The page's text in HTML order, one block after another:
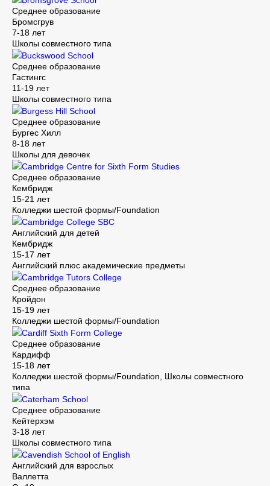
Среднее образование
Бромсгрув
7-18 лет
Школы совместного типа
Buckswood School
Среднее образование
Гастингс
11-19 лет
Школы совместного типа
Burgess Hill School
Среднее образование
Бургес Хилл
8-18 лет
Школы для девочек
Cambridge Centre for Sixth Form Studies
Среднее образование
Кембридж
15-21 лет
Колледжи шестой формы/Foundation
Cambridge College SBC
Английский для детей
Кембридж
15-17 лет
Английский плюс академические предметы
Cambridge Tutors College
Среднее образование
Кройдон
15-19 лет
Колледжи шестой формы/Foundation
Cardiff Sixth Form College
Среднее образование
Кардифф
15-18 лет
Колледжи шестой формы/Foundation, Школы совместного
типа
Caterham School
Среднее образование
Кейтерхэм
3-18 лет
Школы совместного типа
Cavendish School of English
Английский для взрослых
Валлетта